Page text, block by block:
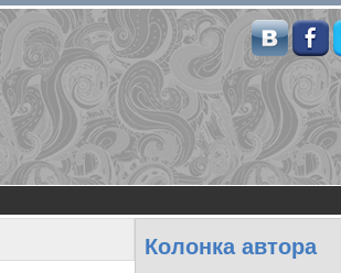
Колонка автора